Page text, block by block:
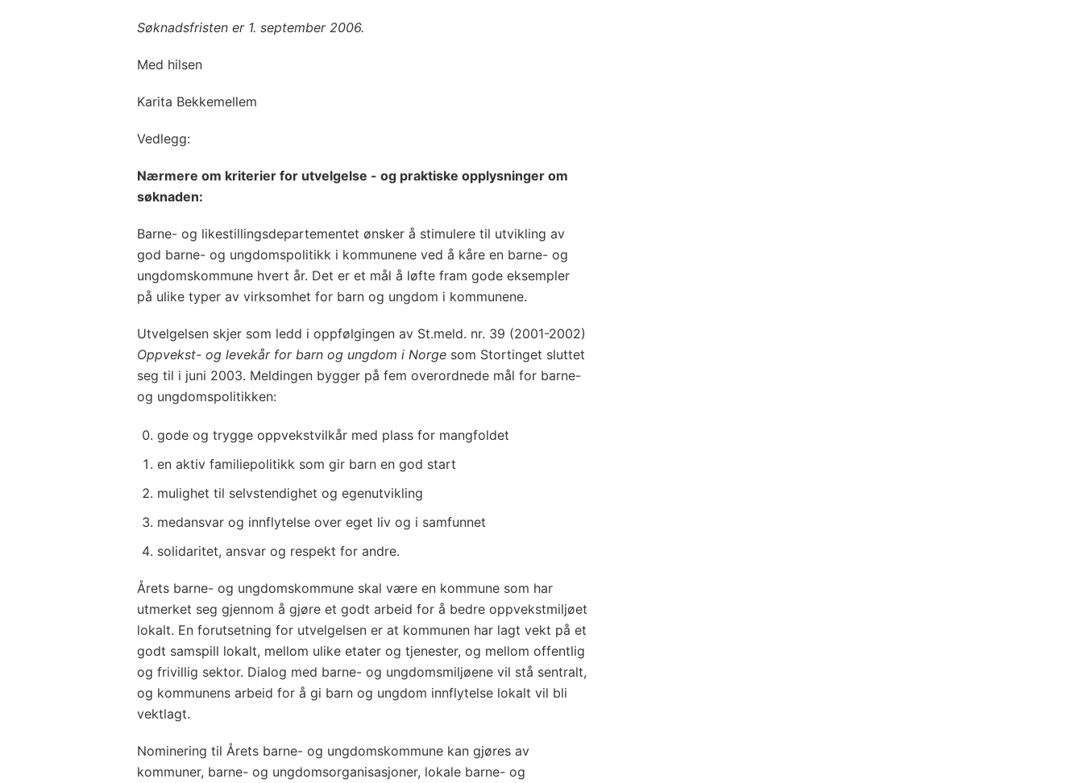
Søknadsfristen er 1. september 2006.
Med hilsen
Karita Bekkemellem
Vedlegg:
Nærmere om kriterier for utvelgelse - og praktiske opplysninger om
søknaden:
Barne- og likestillingsdepartementet ønsker å stimulere til utvikling av
god barne- og ungdomspolitikk i kommunene ved å kåre en barne- og
ungdomskommune hvert år. Det er et mål å løfte fram gode eksempler
på ulike typer av virksomhet for barn og ungdom i kommunene.
Utvelgelsen skjer som ledd i oppfølgingen av St.meld. nr. 39 (2001-2002)
Oppvekst- og levekår for barn og ungdom i Norge som Stortinget sluttet
seg til i juni 2003. Meldingen bygger på fem overordnede mål for barne-
og ungdomspolitikken:
gode og trygge oppvekstvilkår med plass for mangfoldet
en aktiv familiepolitikk som gir barn en god start
mulighet til selvstendighet og egenutvikling
medansvar og innflytelse over eget liv og i samfunnet
solidaritet, ansvar og respekt for andre.
Årets barne- og ungdomskommune skal være en kommune som har
utmerket seg gjennom å gjøre et godt arbeid for å bedre oppvekstmiljøet
lokalt. En forutsetning for utvelgelsen er at kommunen har lagt vekt på et
godt samspill lokalt, mellom ulike etater og tjenester, og mellom offentlig
og frivillig sektor. Dialog med barne- og ungdomsmiljøene vil stå sentralt,
og kommunens arbeid for å gi barn og ungdom innflytelse lokalt vil bli
vektlagt.
Nominering til Årets barne- og ungdomskommune kan gjøres av
kommuner, barne- og ungdomsorganisasjoner, lokale barne- og